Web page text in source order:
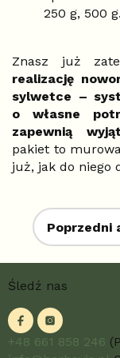
250 g, 500 g.
Znasz już
realizację
sylwetce –
o własne
zapewnią
pakiet to
już, jak do niego
Poprzedni
p
Śledź nas
+48 661 858 246